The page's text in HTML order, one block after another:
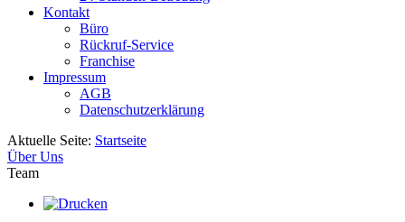
Kontakt
Büro
Rückruf-Service
Franchise
Impressum
AGB
Datenschutzerklärung
Aktuelle Seite: Startseite
Über Uns
Team